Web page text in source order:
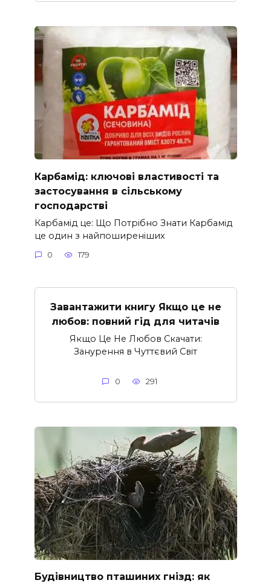
Карбамід: ключові властивості та
застосування в сільському
господарстві
Карбамід це: Що Потрібно Знати Карбамід
це один з найпоширеніших
0 179
Завантажити книгу Якщо це не
любов: повний гід для читачів
Якщо Це Не Любов Скачати:
Занурення в Чуттєвий Світ
0 291
Будівництво пташиних гнізд: як